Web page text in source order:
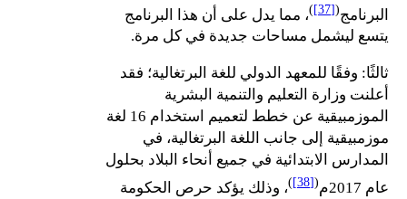
البرنامج(
[37]
)، مما يدل على أن هذا البرنامج
يتسع ليشمل مساحات جديدة في كل مرة.
ثالثًا: وفقًا للمعهد الدولي للغة البرتغالية؛ فقد
أعلنت وزارة التعليم والتنمية البشرية
الموزمبيقية عن خطط لتعميم استخدام 16 لغة
موزمبيقية إلى جانب اللغة البرتغالية، في
المدارس الابتدائية في جميع أنحاء البلاد بحلول
عام 2017م
(
[38]
)، وذلك يؤكد حرص الحكومة